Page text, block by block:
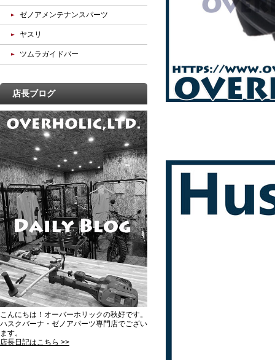
ゼノアメンテナンスパーツ
ヤスリ
ツムラガイドバー
店長ブログ
こんにちは！オーバーホリックの秋好です。
ハスクバーナ・ゼノアパーツ専門店でござい
ます。
店長日記はこちら >>